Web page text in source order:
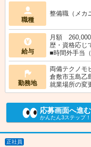
職種
整備職（メカ
給与
月額 260,000
歴・資格応じ
■時間外手当
勤務地
両備テクノ
倉敷市玉島乙
就業場所の変
応募画面へ進む
かんたん3ステップ！
正社員